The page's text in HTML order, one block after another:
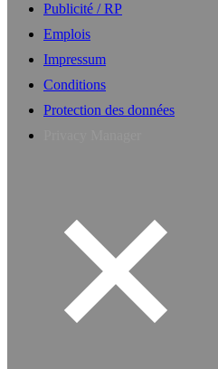
Publicité / RP
Emplois
Impressum
Conditions
Protection des données